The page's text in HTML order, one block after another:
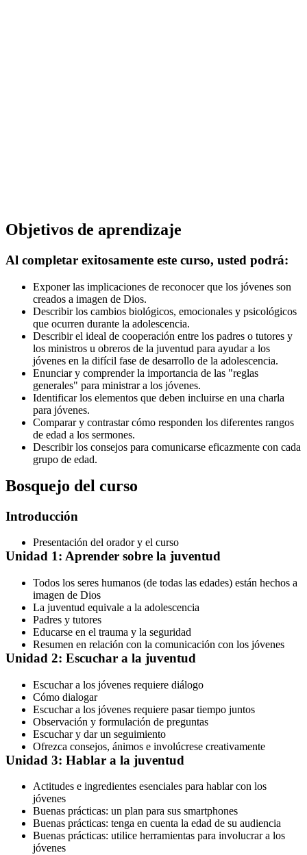
Objetivos de aprendizaje
Al completar exitosamente este curso, usted podrá:
Exponer las implicaciones de reconocer que los jóvenes son
creados a imagen de Dios.
Describir los cambios biológicos, emocionales y psicológicos
que ocurren durante la adolescencia.
Describir el ideal de cooperación entre los padres o tutores y
los ministros u obreros de la juventud para ayudar a los
jóvenes en la difícil fase de desarrollo de la adolescencia.
Enunciar y comprender la importancia de las "reglas
generales" para ministrar a los jóvenes.
Identificar los elementos que deben incluirse en una charla
para jóvenes.
Comparar y contrastar cómo responden los diferentes rangos
de edad a los sermones.
Describir los consejos para comunicarse eficazmente con cada
grupo de edad.
Bosquejo del curso
Introducción
Presentación del orador y el curso
Unidad 1: Aprender sobre la juventud
Todos los seres humanos (de todas las edades) están hechos a
imagen de Dios
La juventud equivale a la adolescencia
Padres y tutores
Educarse en el trauma y la seguridad
Resumen en relación con la comunicación con los jóvenes
Unidad 2: Escuchar a la juventud
Escuchar a los jóvenes requiere diálogo
Cómo dialogar
Escuchar a los jóvenes requiere pasar tiempo juntos
Observación y formulación de preguntas
Escuchar y dar un seguimiento
Ofrezca consejos, ánimos e involúcrese creativamente
Unidad 3: Hablar a la juventud
Actitudes e ingredientes esenciales para hablar con los
jóvenes
Buenas prácticas: un plan para sus smartphones
Buenas prácticas: tenga en cuenta la edad de su audiencia
Buenas prácticas: utilice herramientas para involucrar a los
jóvenes